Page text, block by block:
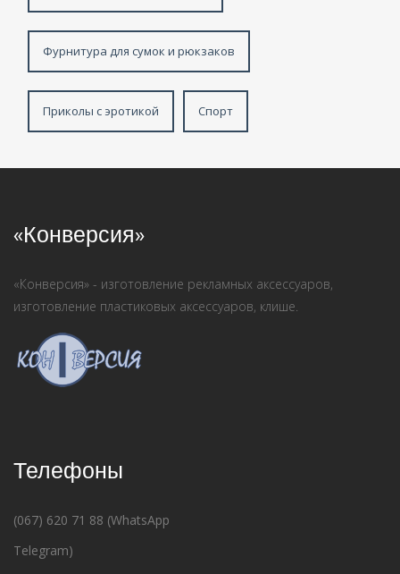
Фурнитура для сумок и рюкзаков
Приколы с эротикой Спорт
«Конверсия»
«Конверсия» - изготовление рекламных аксессуаров,
изготовление пластиковых аксессуаров, клише.
Телефоны
(067) 620 71 88 (WhatsApp
Telegram)